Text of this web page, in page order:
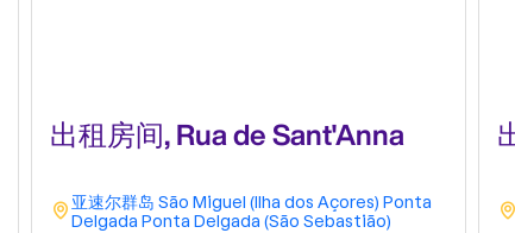
出租房间, Rua de Sant'Anna
亚速尔群岛 São Miguel (Ilha dos Açores) Ponta
Delgada Ponta Delgada (São Sebastião)